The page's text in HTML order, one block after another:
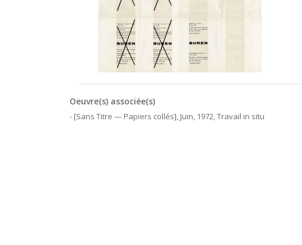
Oeuvre(s) associée(s)
- [Sans Titre — Papiers collés], Juin, 1972, Travail in situ